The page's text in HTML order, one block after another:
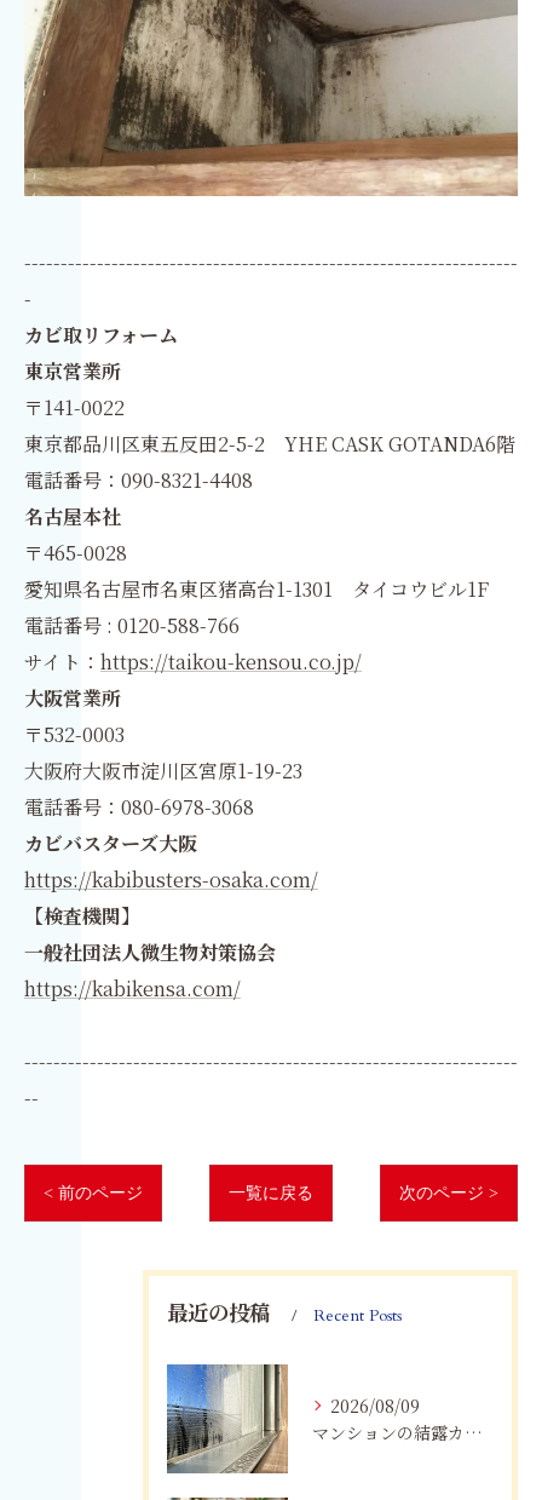
--------------------------------------------------------------------
-
カビ取リフォーム
東京営業所
〒141-0022
東京都品川区東五反田2-5-2 YHE CASK GOTANDA6階
電話番号：090-8321-4408
名古屋本社
〒465-0028
愛知県名古屋市名東区猪高台1-1301 タイコウビル1F
電話番号 : 0120-588-766
サイト： https://taikou-kensou.co.jp/
大阪営業所
〒532-0003
大阪府大阪市淀川区宮原1-19-23
電話番号：080-6978-3068
カビバスターズ大阪
https://kabibusters-osaka.com/
【検査機関】
一般社団法人微生物対策協会
https://kabikensa.com/
--------------------------------------------------------------------
--
< 前のページ 一覧に戻る 次のページ >
最近の投稿 Recent Posts
2026/08/09
マンションの結露カビを根絶！断熱改修と防カビリフォーム